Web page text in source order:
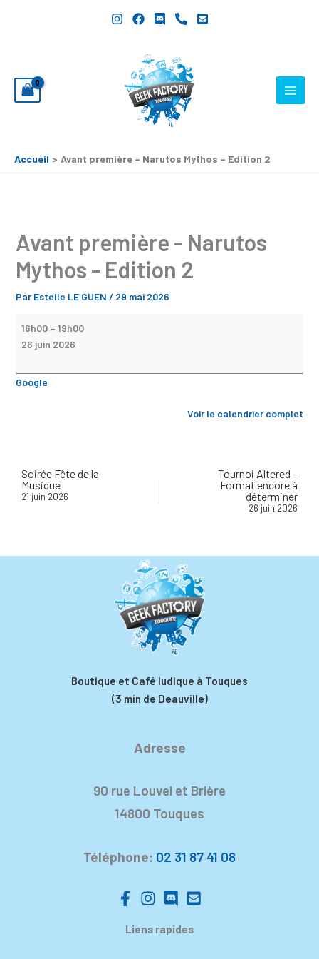
Accueil Avant première – Narutos Mythos – Edition 2
Avant première - Narutos
Mythos - Edition 2
ParEstelle LE GUEN / 29 mai 2026
Edition
16h00 – 19h00
26 juin 2026
Google
Voir le calendrier complet
Soirée Fête de la
Musique
21 juin 2026
Tournoi Altered –
Format encore à
déterminer
26 juin 2026
Boutique et Café ludique à Touques
(3 min de Deauville)
Adresse
90 rue Louvel et Brière
14800 Touques
Téléphone: 02 31 87 41 08
Liens rapides